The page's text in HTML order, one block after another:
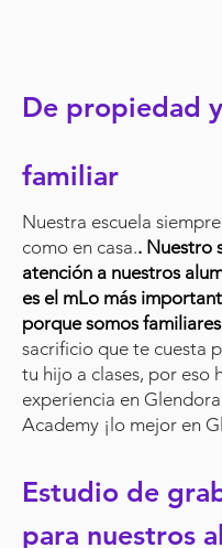
De propiedad
familiar
Nuestra escuela
como en casa.. Nuestro
atención a nuestros
es el mLo más
porque somos
sacrificio que te cuesta
tu hijo a clases, por eso
experiencia en
Academy ¡lo mejor en
Estudio de
para nuestros